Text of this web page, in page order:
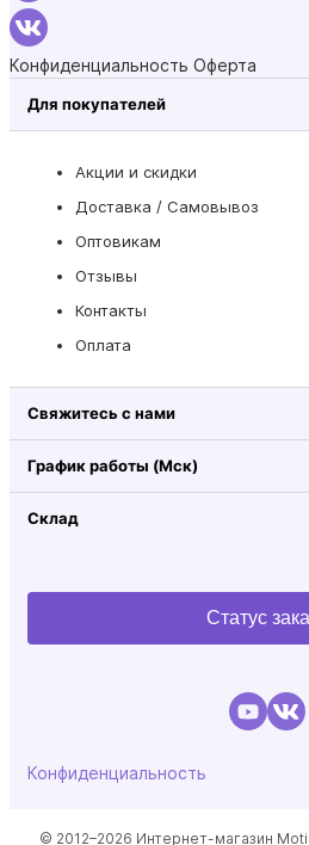
Конфиденциальность Оферта
Для покупателей
Акции и скидки
Доставка / Самовывоз
Оптовикам
Отзывы
Контакты
Оплата
Свяжитесь с нами
График работы (Мск)
Склад
Статус
Конфиденциальность
© 2012–2026 Интернет-магазин